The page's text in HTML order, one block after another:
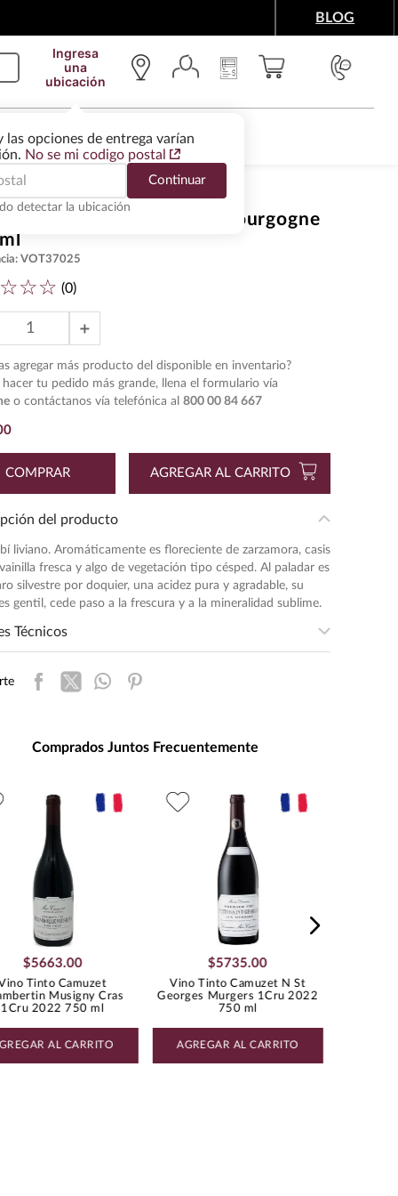
BLOG
Ingresa
una
ubicación
las opciones de entrega varían
No se mi codigo postal
Continuar
detectar la ubicación
Y ACCESORIOS WINE SERVICES
Tinto Latour Pinot Noir Bourgogne
: VOT37025
☆☆ (0)
＋
agregar más producto del disponible en inventario?
hacer tu pedido más grande, llena el formulario vía
o contáctanos vía telefónica al 800 00 84 667
COMPRAR AGREGAR AL CARRITO
del producto
liviano. Aromáticamente es floreciente de zarzamora, casis
fresca y algo de vegetación tipo césped. Al paladar es
silvestre por doquier, una acidez pura y agradable, su
gentil, cede paso a la frescura y a la mineralidad sublime.
Técnicos
de Medida
PINOT NOIR
Comprados Juntos Frecuentemente
$5663.00
Tinto Camuzet
Musigny Cras
1Cru 2022 750 ml
AL CARRITO
$5735.00
Vino Tinto Camuzet N St
Georges Murgers 1Cru 2022
750 ml
AGREGAR AL CARRITO